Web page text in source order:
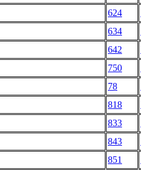
624
634
642
750
78
818
833
843
851